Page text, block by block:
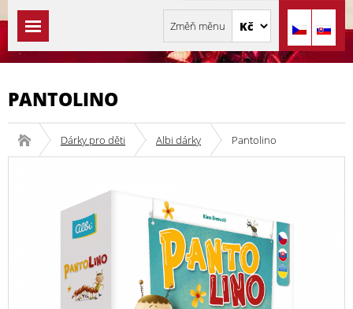
PANTOLINO
Dárky pro děti Albi dárky Pantolino